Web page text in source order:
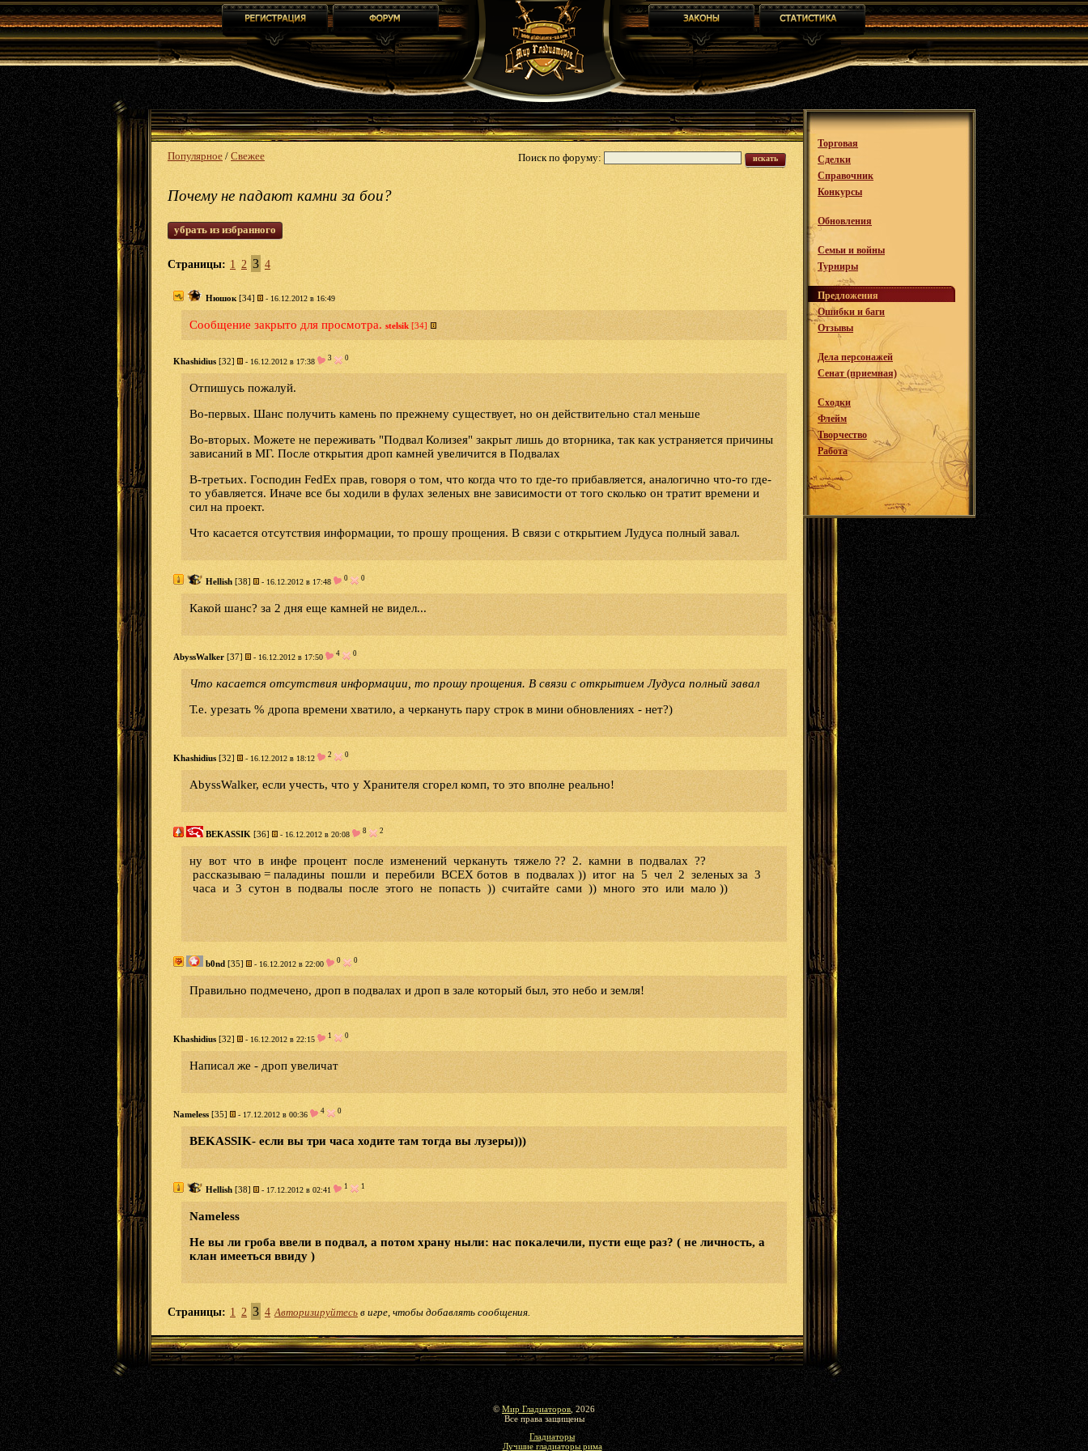
Популярное / Свежее Поиск по форуму: искать
Почему не падают камни за бои?
убрать из избранного
Страницы: 1 2 3 4
Нюшок[34] - 16.12.2012 в 16:49
Сообщение закрыто для просмотра. stelsik [34]
Khashidius [32] - 16.12.2012 в 17:38 3 0
Отпишусь пожалуй.
Во-первых. Шанс получить камень по прежнему существует, но он действительно стал меньше
Во-вторых. Можете не переживать "Подвал Колизея" закрыт лишь до вторника, так как устраняется причины
зависаний в МГ. После открытия дроп камней увеличится в Подвалах
В-третьих. Господин FedEx прав, говоря о том, что когда что то где-то прибавляется, аналогично что-то где-
то убавляется. Иначе все бы ходили в фулах зеленых вне зависимости от того сколько он тратит времени и
сил на проект.
Что касается отсутствия информации, то прошу прощения. В связи с открытием Лудуса полный завал.
Hellish [38] - 16.12.2012 в 17:48 0 0
Какой шанс? за 2 дня еще камней не видел...
AbyssWalker [37] - 16.12.2012 в 17:50 4 0
Что касается отсутствия информации, то прошу прощения. В связи с открытием Лудуса полный завал
Т.е. урезать % дропа времени хватило, а черкануть пару строк в мини обновлениях - нет?)
Khashidius [32] - 16.12.2012 в 18:12 2 0
AbyssWalker, если учесть, что у Хранителя сгорел комп, то это вполне реально!
BEKASSIK [36] - 16.12.2012 в 20:08 8 2
ну вот что в инфе процент после изменений черкануть тяжело ?? 2. камни в подвалах ??
рассказываю = паладины пошли и перебили ВСЕХ ботов в подвалах )) итог на 5 чел 2 зеленых за 3
часа и 3 сутон в подвалы после этого не попасть )) считайте сами )) много это или мало ))
b0nd [35] - 16.12.2012 в 22:00 0 0
Правильно подмечено, дроп в подвалах и дроп в зале который был, это небо и земля!
Khashidius [32] - 16.12.2012 в 22:15 1 0
Написал же - дроп увеличат
Nameless [35] - 17.12.2012 в 00:36 4 0
BEKASSIK- если вы три часа ходите там тогда вы лузеры)))
Hellish [38] - 17.12.2012 в 02:41 1 1
Nameless
Не вы ли гроба ввели в подвал, а потом храну ныли: нас покалечили, пусти еще раз? ( не личность, а
клан имееться ввиду )
Страницы: 1 2 3 4 Авторизируйтесь в игре, чтобы добавлять сообщения.
Торговая
Сделки
Справочник
Конкурсы
Обновления
Семьи и войны
Турниры
Предложения
Ошибки и баги
Отзывы
Дела персонажей
Сенат (приемная)
Сходки
Флейм
Творчество
Работа
©Мир Гладиаторов , 2026
Все права защищены
Гладиаторы
Лучшие гладиаторы рима